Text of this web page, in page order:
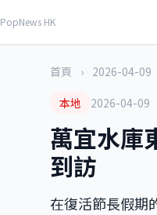
PopNews HK
首頁 › 2026-04-09
本地
2026-04-09
萬宜水庫
到訪
在復活節長假期